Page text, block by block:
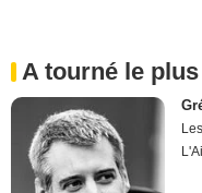
A tourné le plus